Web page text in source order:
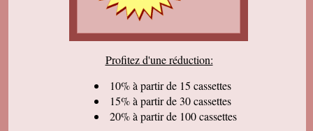
sommes très satisfaits. Encore tous mes
remerciements et bonne continuation. Bien
cordialement.
J'ai bien reçu votre paquet, et je suis très
dois dire qu'au début j'étais un peu septique vu
les prix . merci beaucoup Cordialement
Pierre B
Je suis très très très satisfait de votre travail.
Profitez d'une réduction:
10% à partir de 15 cassettes
15% à partir de 30 cassettes
20% à partir de 100 cassettes